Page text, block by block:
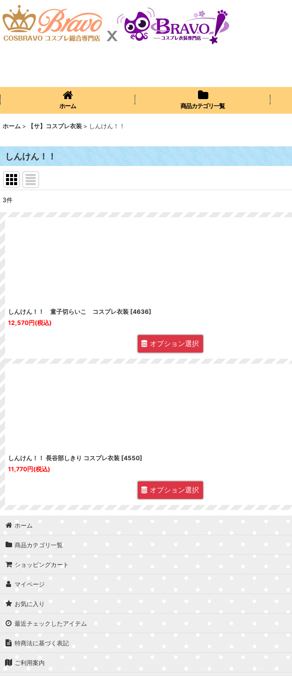
ホーム 商品カテゴリ一覧
ホーム > 【サ】コスプレ衣装 > しんけん！！
しんけん！！
3件
しんけん！！ 童子切らいこ コスプレ衣装 [4636]
12,570円(税込)
オプション選択
しんけん！！ 長谷部しきり コスプレ衣装 [4550]
11,770円(税込)
オプション選択
ホーム
商品カテゴリ一覧
ショッピングカート
マイページ
お気に入り
最近チェックしたアイテム
特商法に基づく表記
ご利用案内